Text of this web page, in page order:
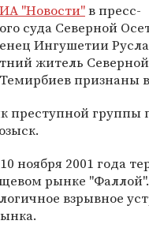
"Новости"в пресс-
суда Северной
Ингушетии
житель Северной
признаны
преступной группы
ноября 2001 года
рынке
взрывное